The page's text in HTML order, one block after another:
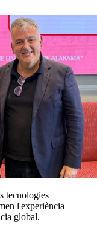
tecnologies
l'experiència
global.